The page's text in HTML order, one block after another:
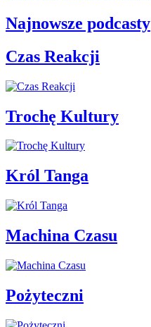
Najnowsze podcasty
Czas Reakcji
Trochę Kultury
Król Tanga
Machina Czasu
Pożyteczni